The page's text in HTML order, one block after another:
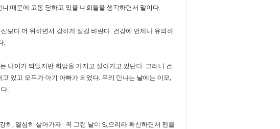
때문에 고통 당하고 있을 너희들을 생각하면서 말이다.
보다 더 위하면서 강하게 살길 바란다. 건강에 언제나 유의하
.
나이가 되었지만 희망을 가지고 살아가고 있단다. 그러니 건
있고 모두가 아기 아빠가 되었다. 우리 만나는 날에는 이모,
.
히, 열심히 살아가자. 꼭 그런 날이 있으리라 확신하면서 펜을